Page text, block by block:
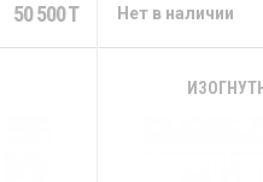
50 500 T Нет в наличии